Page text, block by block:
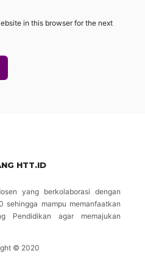
in this browser for the next
HTT.ID
yang berkolaborasi dengan
sehingga mampu memanfaatkan
Pendidikan agar memajukan
© 2020